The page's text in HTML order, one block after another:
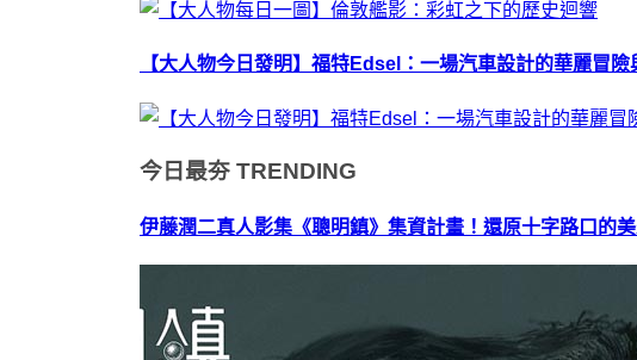
【大人物今日發明】福特Edsel：一場汽車設計的華麗冒險
今日最夯 TRENDING
伊藤潤二真人影集《聰明鎮》集資計畫！還原十字路口的